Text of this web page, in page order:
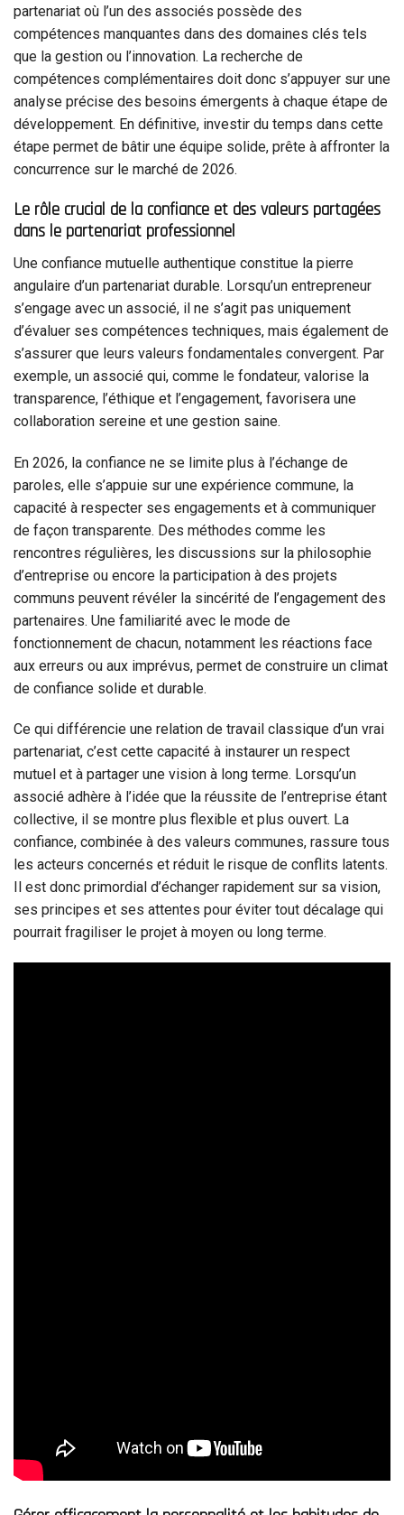
partenariat où l’un des associés possède des
compétences manquantes dans des domaines clés tels
que la gestion ou l’innovation. La recherche de
compétences complémentaires doit donc s’appuyer sur une
analyse précise des besoins émergents à chaque étape de
développement. En définitive, investir du temps dans cette
étape permet de bâtir une équipe solide, prête à affronter la
concurrence sur le marché de 2026.
Le rôle crucial de la confiance et des valeurs partagées
dans le partenariat professionnel
Une confiance mutuelle authentique constitue la pierre
angulaire d’un partenariat durable. Lorsqu’un entrepreneur
s’engage avec un associé, il ne s’agit pas uniquement
d’évaluer ses compétences techniques, mais également de
s’assurer que leurs valeurs fondamentales convergent. Par
exemple, un associé qui, comme le fondateur, valorise la
transparence, l’éthique et l’engagement, favorisera une
collaboration sereine et une gestion saine.
En 2026, la confiance ne se limite plus à l’échange de
paroles, elle s’appuie sur une expérience commune, la
capacité à respecter ses engagements et à communiquer
de façon transparente. Des méthodes comme les
rencontres régulières, les discussions sur la philosophie
d’entreprise ou encore la participation à des projets
communs peuvent révéler la sincérité de l’engagement des
partenaires. Une familiarité avec le mode de
fonctionnement de chacun, notamment les réactions face
aux erreurs ou aux imprévus, permet de construire un climat
de confiance solide et durable.
Ce qui différencie une relation de travail classique d’un vrai
partenariat, c’est cette capacité à instaurer un respect
mutuel et à partager une vision à long terme. Lorsqu’un
associé adhère à l’idée que la réussite de l’entreprise étant
collective, il se montre plus flexible et plus ouvert. La
confiance, combinée à des valeurs communes, rassure tous
les acteurs concernés et réduit le risque de conflits latents.
Il est donc primordial d’échanger rapidement sur sa vision,
ses principes et ses attentes pour éviter tout décalage qui
pourrait fragiliser le projet à moyen ou long terme.